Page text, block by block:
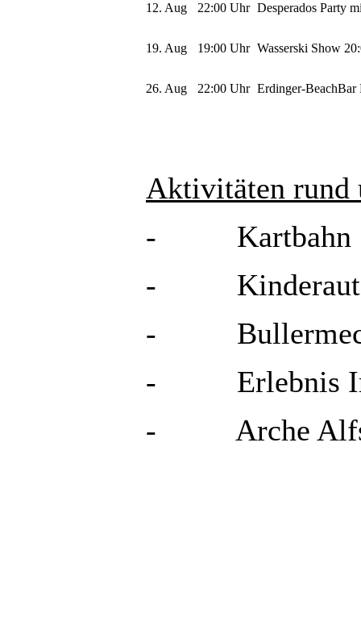
12. Aug 22:00 Uhr Desperados Party
19. Aug 19:00 Uhr Wasserski Show
26. Aug 22:00 Uhr Erdinger-BeachBar
Aktivitäten rund
- Kartbahn
-
- Bullermeck
- Erlebnis
- Arche